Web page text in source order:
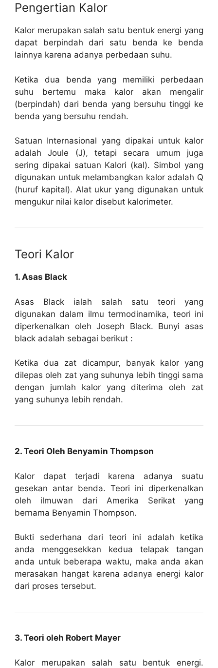
Pengertian Kalor
Kalor merupakan salah satu bentuk energi yang
dapat berpindah dari satu benda ke benda
lainnya karena adanya perbedaan suhu.
Ketika dua benda yang memiliki perbedaan
suhu bertemu maka kalor akan mengalir
(berpindah) dari benda yang bersuhu tinggi ke
benda yang bersuhu rendah.
Satuan Internasional yang dipakai untuk kalor
adalah Joule (J), tetapi secara umum juga
sering dipakai satuan Kalori (kal). Simbol yang
digunakan untuk melambangkan kalor adalah Q
(huruf kapital). Alat ukur yang digunakan untuk
mengukur nilai kalor disebut kalorimeter.
Teori Kalor
1. Asas Black
Asas Black ialah salah satu teori yang
digunakan dalam ilmu termodinamika, teori ini
diperkenalkan oleh Joseph Black. Bunyi asas
black adalah sebagai berikut :
Ketika dua zat dicampur, banyak kalor yang
dilepas oleh zat yang suhunya lebih tinggi sama
dengan jumlah kalor yang diterima oleh zat
yang suhunya lebih rendah.
2. Teori Oleh Benyamin Thompson
Kalor dapat terjadi karena adanya suatu
gesekan antar benda. Teori ini diperkenalkan
oleh ilmuwan dari Amerika Serikat yang
bernama Benyamin Thompson.
Bukti sederhana dari teori ini adalah ketika
anda menggesekkan kedua telapak tangan
anda untuk beberapa waktu, maka anda akan
merasakan hangat karena adanya energi kalor
dari proses tersebut.
3. Teori oleh Robert Mayer
Kalor merupakan salah satu bentuk energi.